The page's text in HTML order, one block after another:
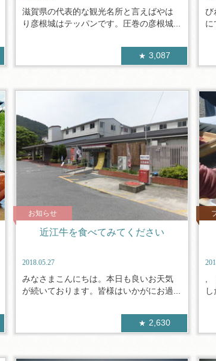
滋賀県の代表的な観光名所と言えばやは
り彦根城はテッパンです。圧巻の彦根城...
3,087
び
に
お知らせ
近江牛を食べてみてください
2018.05.27
みなさまこんにちは。本日も良いお天気
が続いております。皆様はいかがにお過...
2,630
,